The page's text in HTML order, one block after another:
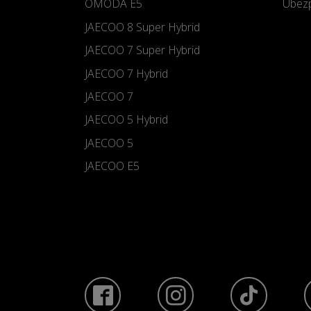
OMODA E5
JAECOO 8 Super Hybrid
JAECOO 7 Super Hybrid
JAECOO 7 Hybrid
JAECOO 7
JAECOO 5 Hybrid
JAECOO 5
JAECOO E5